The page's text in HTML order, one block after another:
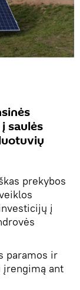
saulės
prekybos
į
paramos ir
įrengimą ant